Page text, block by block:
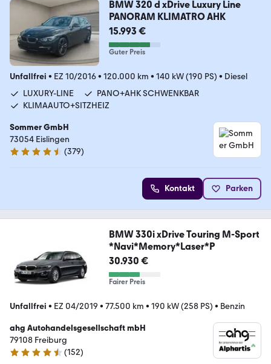
BMW 320 d xDrive Luxury Line
PANORAM KLIMATRO AHK
15.993 €
Guter Preis
Unfallfrei • EZ 10/2016• 120.000 km • 140 kW (190 PS) • Diesel
LUXURY-LINE
PANO+AHK SCHWENKBAR
KLIMAAUTO+SITZHEIZ
Sommer GmbH
73054 Eislingen
4.7 Sterne
(379)
Kontakt Parken
BMW 330i xDrive Touring M-Sport
*Navi*Memory*Laser*P
30.930 €
Fairer Preis
Unfallfrei • EZ 04/2019 • 77.500 km • 190 kW (258 PS) • Benzin
ahg Autohandelsgesellschaft mbH
79108 Freiburg
4.6 Sterne
(152)